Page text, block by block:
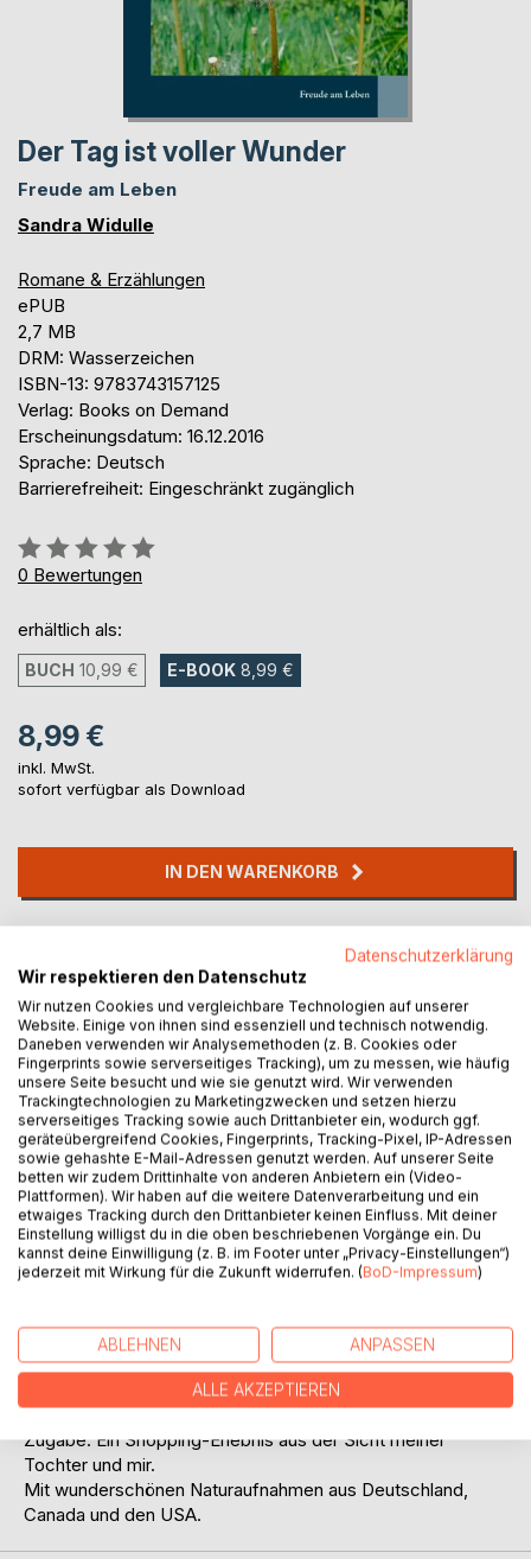
Der Tag ist voller Wunder
Freude am Leben
Sandra Widulle
Romane & Erzählungen
ePUB
2,7 MB
DRM: Wasserzeichen
ISBN-13: 9783743157125
Verlag: Books on Demand
Erscheinungsdatum: 16.12.2016
Sprache: Deutsch
Barrierefreiheit: Eingeschränkt zugänglich
Bewertung::
0%
0 Bewertungen
erhältlich als:
BUCH 10,99 € E-BOOK 8,99 €
8,99 €
inkl. MwSt.
sofort verfügbar als Download
IN DEN WARENKORB
Titel bewerten
BESCHREIBUNG
Die Suche nach dem kleinen Glück im Alltag ermöglicht es
mir, in jeder Lebenslage das Positive zu erkennen. Mir
genügt oft ein Wort, ein Erlebnis oder eine Begebenheit, die
Leben vermitteln.
In diesem Buch findest du verschiedene kleine Episoden,
die mein Leben bereichert haben, sowie Geschichten, die
voller Freude sind.
Zugabe: Ein Shopping-Erlebnis aus der Sicht meiner
Tochter und mir.
Mit wunderschönen Naturaufnahmen aus Deutschland,
Canada und den USA.
Datenschutzerklärung
Wir respektieren den Datenschutz
Wir nutzen Cookies und vergleichbare Technologien auf unserer
Website. Einige von ihnen sind essenziell und technisch notwendig.
Daneben verwenden wir Analysemethoden (z. B. Cookies oder
Fingerprints sowie serverseitiges Tracking), um zu messen, wie häufig
unsere Seite besucht und wie sie genutzt wird. Wir verwenden
Trackingtechnologien zu Marketingzwecken und setzen hierzu
serverseitiges Tracking sowie auch Drittanbieter ein, wodurch ggf.
geräteübergreifend Cookies, Fingerprints, Tracking-Pixel, IP-Adressen
sowie gehashte E-Mail-Adressen genutzt werden. Auf unserer Seite
betten wir zudem Drittinhalte von anderen Anbietern ein (Video-
Plattformen). Wir haben auf die weitere Datenverarbeitung und ein
etwaiges Tracking durch den Drittanbieter keinen Einfluss. Mit deiner
Einstellung willigst du in die oben beschriebenen Vorgänge ein. Du
kannst deine Einwilligung (z. B. im Footer unter „Privacy-Einstellungen“)
jederzeit mit Wirkung für die Zukunft widerrufen. (BoD-Impressum)
ABLEHNEN ANPASSEN
ALLE AKZEPTIEREN